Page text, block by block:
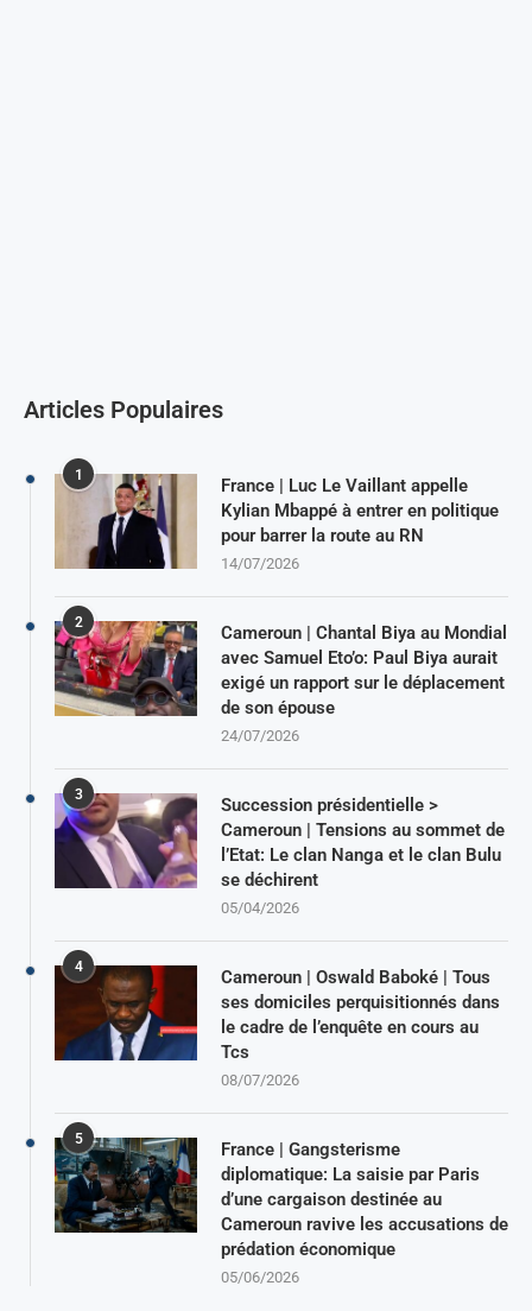
Articles Populaires
1
France | Luc Le Vaillant appelle
Kylian Mbappé à entrer en politique
pour barrer la route au RN
14/07/2026
2
Cameroun | Chantal Biya au Mondial
avec Samuel Eto’o: Paul Biya aurait
exigé un rapport sur le déplacement
de son épouse
24/07/2026
3
Succession présidentielle >
Cameroun | Tensions au sommet de
l’Etat: Le clan Nanga et le clan Bulu
se déchirent
05/04/2026
4
Cameroun | Oswald Baboké | Tous
ses domiciles perquisitionnés dans
le cadre de l’enquête en cours au
Tcs
08/07/2026
5
France | Gangsterisme
diplomatique: La saisie par Paris
d’une cargaison destinée au
Cameroun ravive les accusations de
prédation économique
05/06/2026